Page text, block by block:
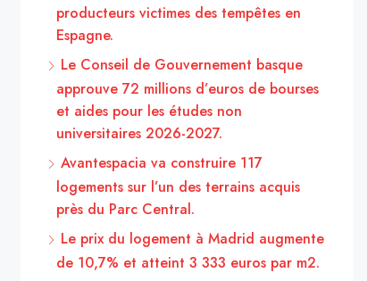
producteurs victimes des tempêtes en
Espagne.
Le Conseil de Gouvernement basque
approuve 72 millions d’euros de bourses
et aides pour les études non
universitaires 2026-2027.
Avantespacia va construire 117
logements sur l’un des terrains acquis
près du Parc Central.
Le prix du logement à Madrid augmente
de 10,7% et atteint 3 333 euros par m2.